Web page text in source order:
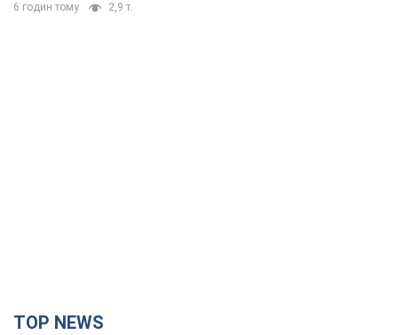
6 годин тому 2,9 т.
TOP NEWS